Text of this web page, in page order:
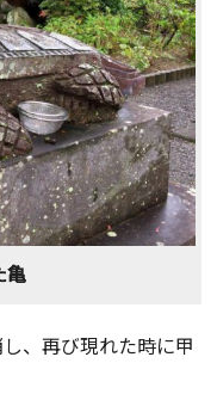
亀
、再び現れた時に甲